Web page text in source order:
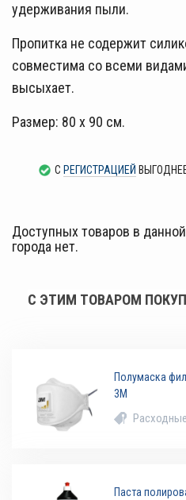
удерживания пыли.
Пропитка не содержит
совместима со всеми
высыхает.
Размер: 80 х 90 см.
С РЕГИСТРАЦИЕЙ
Доступных товаров в
города нет.
С ЭТИМ ТОВАРОМ
Полумаска
3M
Паста